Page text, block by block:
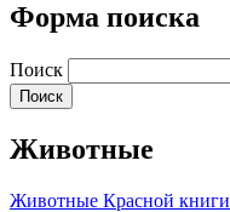
Форма поиска
Поиск
Животные
Животные Красной книги